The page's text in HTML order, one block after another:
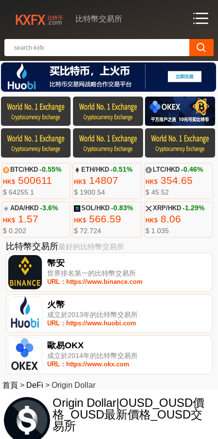
比特幣交易所
BTC/HKD -0.55%
HK$500611
$ 64255.1
ETH/HKD -0.51%
HK$ 14807
$ 1900.54
LTC/HKD -0.46%
HK$354.65
$ 45.52
ADA/HKD -3.6%
HK$1.57
$ 0.202
SOL/HKD -0.83%
HK$ 566.59
$ 72.724
XRP/HKD -1.29%
HK$8.06
$ 1.035
比特幣交易所最好的比特幣交易所
幣安
世界排名第一的比特幣交易所
URL：https://www.binance.com
火幣
成立於2013年的比特幣交易所
URL：https://www.huobi.com
歐易OKX
成立於2014年的比特幣交易所
URL：https://www.okx.com
首頁 > DeFi > Origin Dollar
Origin Dollar|OUSD_OUSD價
格_OUSD最新價格_OUSD交
易所